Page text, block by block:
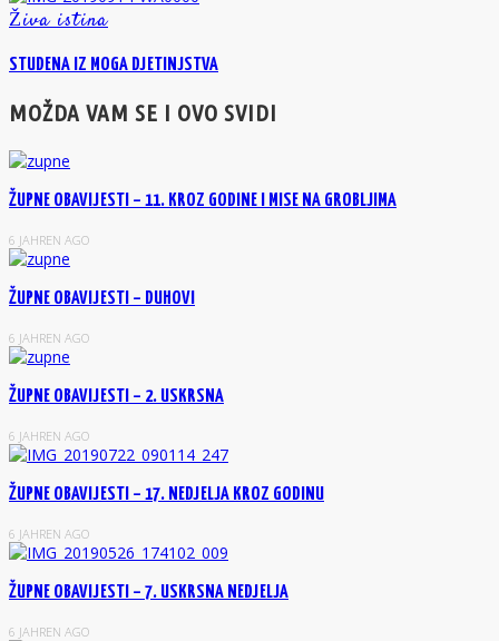
Živa istina
STUDENA IZ MOGA DJETINJSTVA
MOŽDA VAM SE I OVO SVIDI
ŽUPNE OBAVIJESTI – 11. KROZ GODINE I MISE NA GROBLJIMA
6 JAHREN AGO
ŽUPNE OBAVIJESTI – DUHOVI
6 JAHREN AGO
ŽUPNE OBAVIJESTI – 2. USKRSNA
6 JAHREN AGO
ŽUPNE OBAVIJESTI – 17. NEDJELJA KROZ GODINU
6 JAHREN AGO
ŽUPNE OBAVIJESTI – 7. USKRSNA NEDJELJA
6 JAHREN AGO